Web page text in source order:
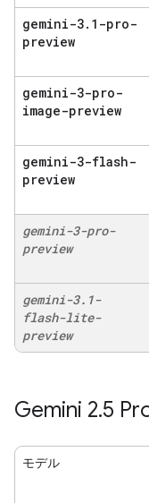
gemini-3. 1-pro-
preview
gemini-3-pro-
image-preview
gemini-3-flash-
preview
gemini-3-pro-
preview
gemini-3. 1-
flash-lite-
preview
Gemini 2.5
モデル